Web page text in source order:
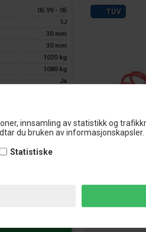
innsamling av statistikk og
du bruken av informasjonskapsler.
Statistiske
05.99 - 05
1J
30 mm
30 mm
1020 kg
1080 kg
Ja
TÜV